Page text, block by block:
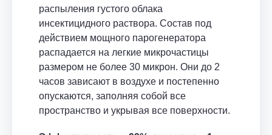
распыления густого облака
инсектицидного раствора. Состав под
действием мощного парогенератора
распадается на легкие микрочастицы
размером не более 30 микрон. Они до 2
часов зависают в воздухе и постепенно
опускаются, заполняя собой все
пространство и укрывая все поверхности.